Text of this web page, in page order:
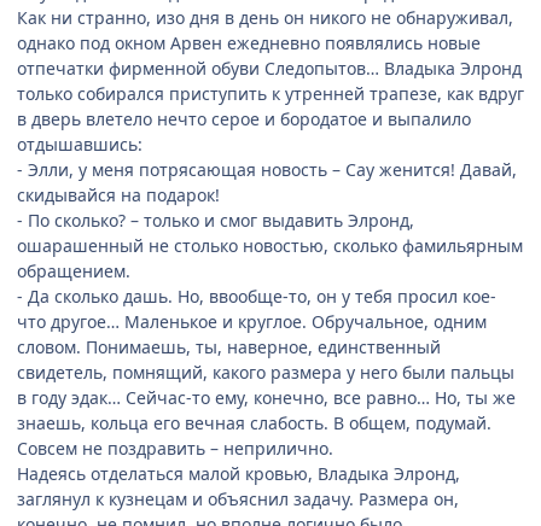
Как ни странно, изо дня в день он никого не обнаруживал,
однако под окном Арвен ежедневно появлялись новые
отпечатки фирменной обуви Следопытов… Владыка Элронд
только собирался приступить к утренней трапезе, как вдруг
в дверь влетело нечто серое и бородатое и выпалило
отдышавшись:
- Элли, у меня потрясающая новость – Сау женится! Давай,
скидывайся на подарок!
- По сколько? – только и смог выдавить Элронд,
ошарашенный не столько новостью, сколько фамильярным
обращением.
- Да сколько дашь. Но, ввообще-то, он у тебя просил кое-
что другое… Маленькое и круглое. Обручальное, одним
словом. Понимаешь, ты, наверное, единственный
свидетель, помнящий, какого размера у него были пальцы
в году эдак… Сейчас-то ему, конечно, все равно… Но, ты же
знаешь, кольца его вечная слабость. В общем, подумай.
Совсем не поздравить – неприлично.
Надеясь отделаться малой кровью, Владыка Элронд,
заглянул к кузнецам и объяснил задачу. Размера он,